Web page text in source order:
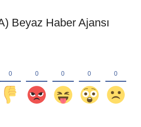
Beyaz Haber Ajansı